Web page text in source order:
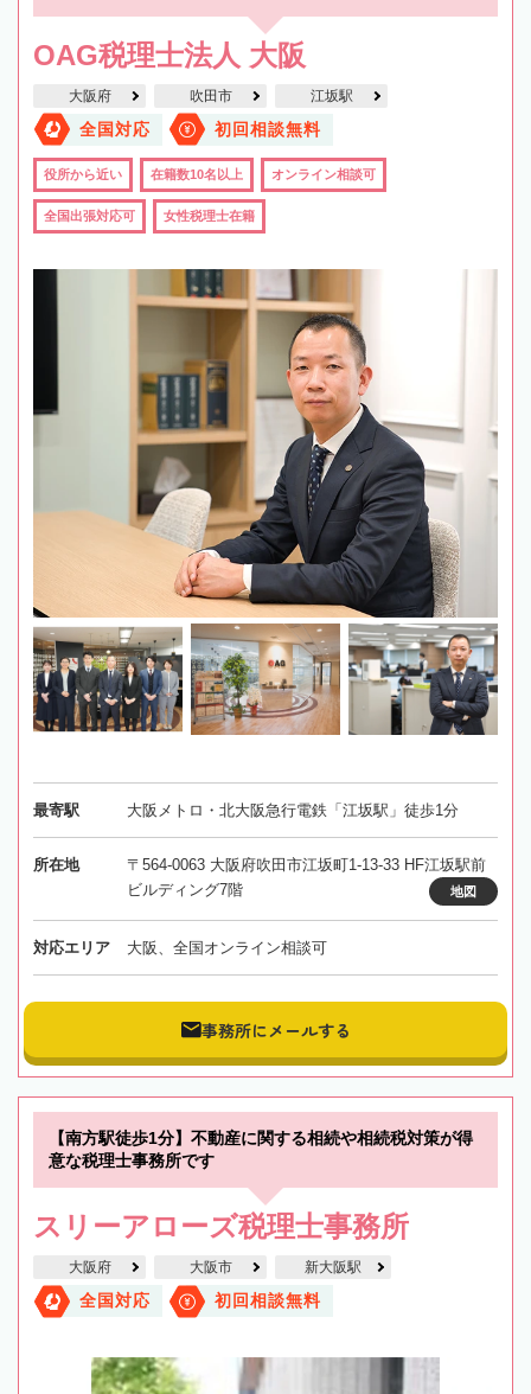
OAG税理士法人 大阪
大阪府 吹田市 江坂駅
全国対応 初回相談無料
役所から近い 在籍数10名以上 オンライン相談可
全国出張対応可 女性税理士在籍
最寄駅 大阪メトロ・北大阪急行電鉄「江坂駅」徒歩1分
所在地
〒564-0063 大阪府吹田市江坂町1-13-33 HF江坂駅前
ビルディング7階
地図
対応エリア 大阪、全国オンライン相談可
事務所にメールする
【南方駅徒歩1分】不動産に関する相続や相続税対策が得
意な税理士事務所です
スリーアローズ税理士事務所
大阪府 大阪市 新大阪駅
全国対応 初回相談無料